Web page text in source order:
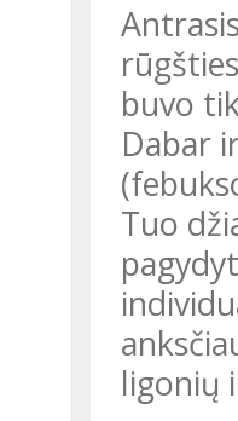
Antrasis etapas labai svarbus, nes iš esmės mažina šlapimo
buvo
Dabar
Tuo
ligonių